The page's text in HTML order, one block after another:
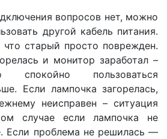
вопросов нет, можно
другой кабель питания.
что старый просто поврежден.
и монитор заработал –
пользоваться
Если лампочка загорелась,
неисправен – ситуация
случае если лампочка не
Если проблема не решилась —